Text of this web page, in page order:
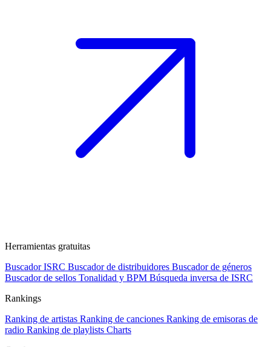
Herramientas gratuitas
Buscador ISRC Buscador de distribuidores Buscador de géneros
Buscador de sellos Tonalidad y BPM Búsqueda inversa de ISRC
Rankings
Ranking de artistas Ranking de canciones Ranking de emisoras de
radio Ranking de playlists Charts